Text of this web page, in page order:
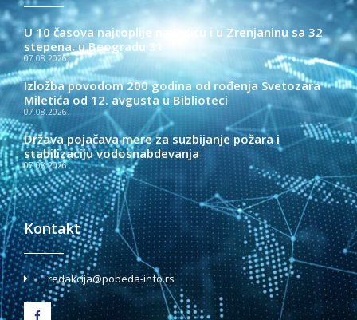
U 10 časova najtoplije na Paliću i u Zrenjaninu sa 32
stepena, u Beogradu 31
07.08.2026.
Izložba povodom 200 godina od rođenja Svetozara
Miletića od 12. avgusta u Biblioteci
07.08.2026.
Država pojačava mere za suzbijanje požara i
stabilizaciju vodosnabdevanja
07.08.2026.
Kontakt
redakcija@pobeda-info.rs